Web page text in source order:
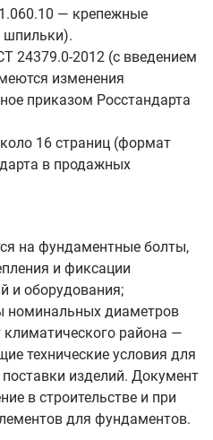
— крепежные
шпильки).
24379.0-2012 (с введением
изменения
приказом Росстандарта
16 страниц (формат
в продажных
на фундаментные болты,
и фиксации
и оборудования;
номинальных диаметров
района —
технические условия для
изделий. Документ
в строительстве и при
для фундаментов.